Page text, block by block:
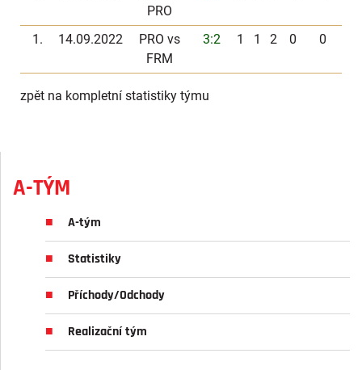
PRO
1. 14.09.2022
PRO vs
FRM
3:2 1 1 2 0 0
zpět na kompletní statistiky týmu
A-TÝM
A-tým
Statistiky
Příchody/Odchody
Realizační tým